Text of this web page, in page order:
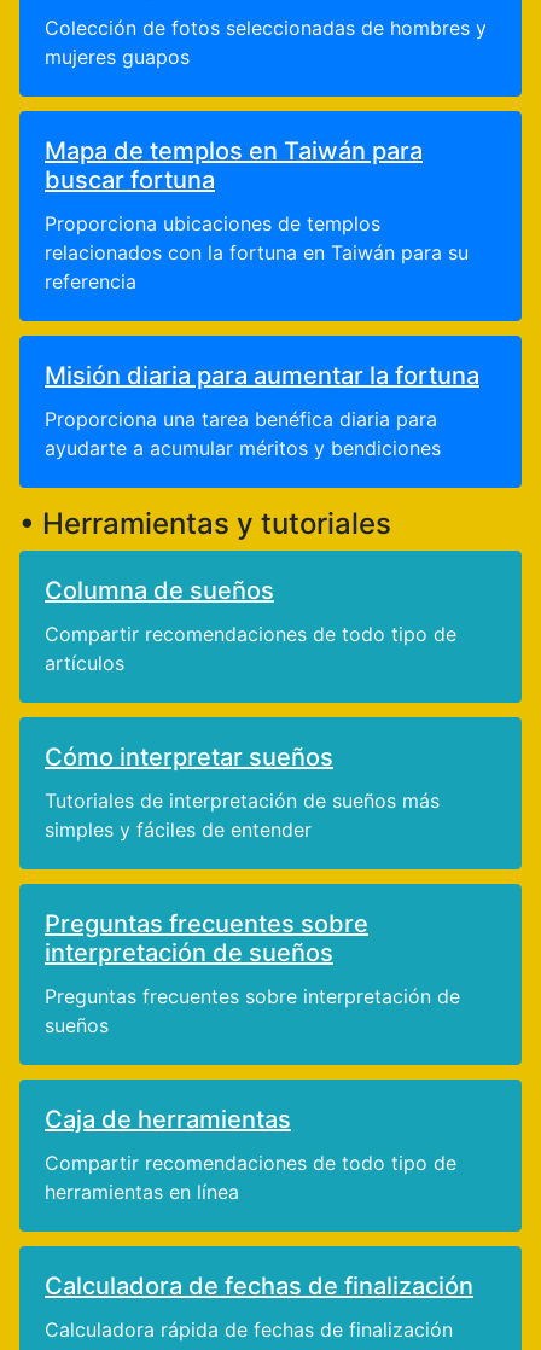
Colección de fotos seleccionadas de hombres y
mujeres guapos
Mapa de templos en Taiwán para
buscar fortuna
Proporciona ubicaciones de templos
relacionados con la fortuna en Taiwán para su
referencia
Misión diaria para aumentar la fortuna
Proporciona una tarea benéfica diaria para
ayudarte a acumular méritos y bendiciones
• Herramientas y tutoriales
Columna de sueños
Compartir recomendaciones de todo tipo de
artículos
Cómo interpretar sueños
Tutoriales de interpretación de sueños más
simples y fáciles de entender
Preguntas frecuentes sobre
interpretación de sueños
Preguntas frecuentes sobre interpretación de
sueños
Caja de herramientas
Compartir recomendaciones de todo tipo de
herramientas en línea
Calculadora de fechas de finalización
Calculadora rápida de fechas de finalización